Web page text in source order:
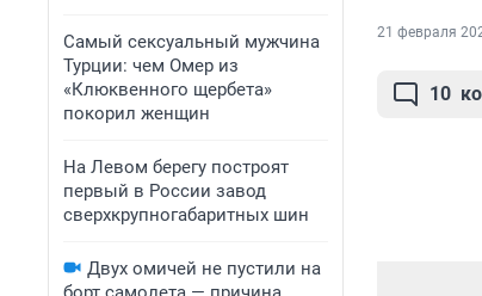
Самый сексуальный мужчина
Турции: чем Омер из
«Клюквенного щербета»
покорил женщин
На Левом берегу построят
первый в России завод
сверхкрупногабаритных шин
Двух омичей не пустили на
21 февраля
10